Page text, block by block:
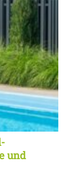
und